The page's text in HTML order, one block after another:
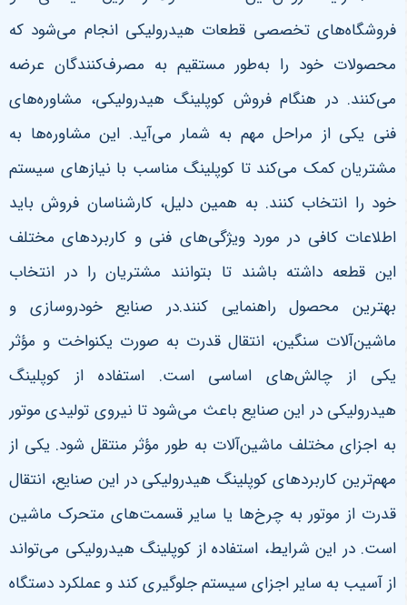
فروشگاه‌های تخصصی قطعات هیدرولیکی انجام می‌شود که
محصولات خود را به‌طور مستقیم به مصرف‌کنندگان عرضه
می‌کنند. در هنگام فروش کوپلینگ هیدرولیکی، مشاوره‌های
فنی یکی از مراحل مهم به شمار می‌آید. این مشاوره‌ها به
مشتریان کمک می‌کند تا کوپلینگ مناسب با نیازهای سیستم
خود را انتخاب کنند. به همین دلیل، کارشناسان فروش باید
اطلاعات کافی در مورد ویژگی‌های فنی و کاربردهای مختلف
این قطعه داشته باشند تا بتوانند مشتریان را در انتخاب
بهترین محصول راهنمایی کنند.در صنایع خودروسازی و
ماشین‌آلات سنگین، انتقال قدرت به صورت یکنواخت و مؤثر
یکی از چالش‌های اساسی است. استفاده از کوپلینگ
هیدرولیکی در این صنایع باعث می‌شود تا نیروی تولیدی موتور
به اجزای مختلف ماشین‌آلات به طور مؤثر منتقل شود. یکی از
مهم‌ترین کاربردهای کوپلینگ هیدرولیکی در این صنایع، انتقال
قدرت از موتور به چرخ‌ها یا سایر قسمت‌های متحرک ماشین
است. در این شرایط، استفاده از کوپلینگ هیدرولیکی می‌تواند
از آسیب به سایر اجزای سیستم جلوگیری کند و عملکرد دستگاه